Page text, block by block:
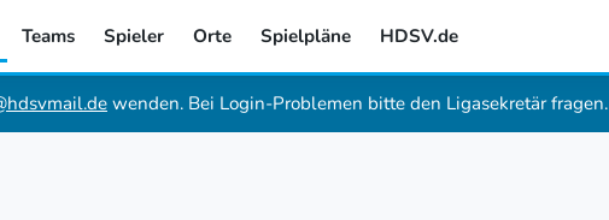
Teams Spieler Orte Spielpläne HDSV.de
wenden. Bei Login-Problemen bitte den Ligasekretär fragen.